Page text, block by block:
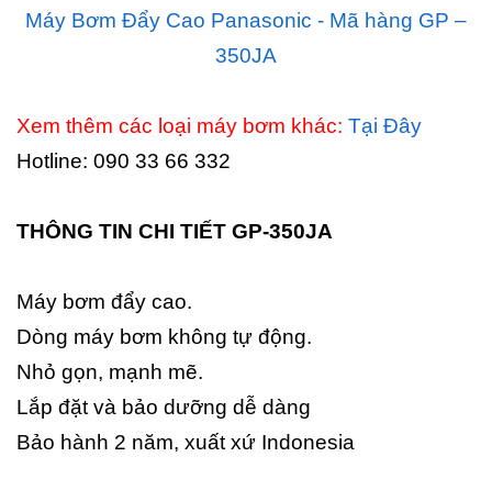
Máy Bơm Đẩy Cao Panasonic - Mã hàng GP –
350JA
Xem thêm các loại máy bơm khác: Tại Đây
Hotline: 090 33 66 332
THÔNG TIN CHI TIẾT GP-350JA
Máy bơm đẩy cao.
Dòng máy bơm không tự động.
Nhỏ gọn, mạnh mẽ.
Lắp đặt và bảo dưỡng dễ dàng
Bảo hành 2 năm, xuất xứ Indonesia